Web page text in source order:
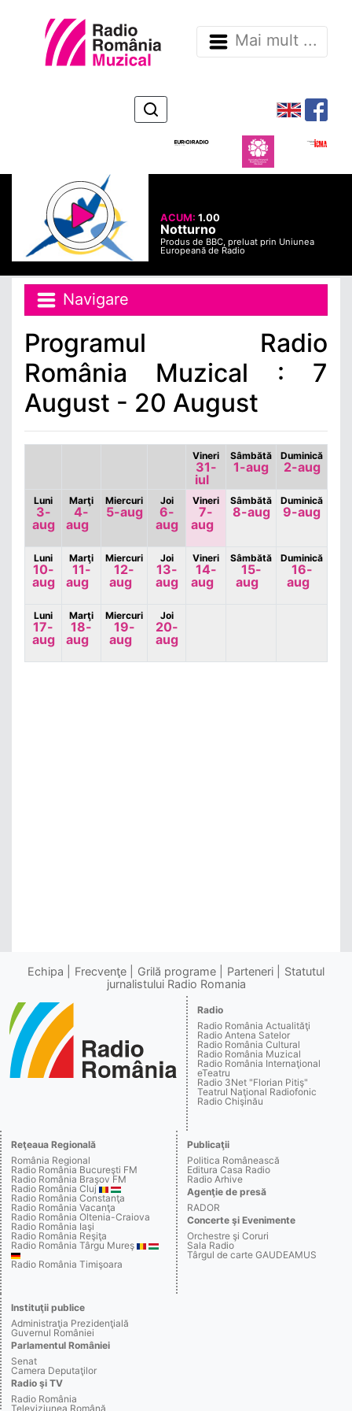
Mai mult ...
ACUM:1.00
Notturno
Produs de BBC, preluat prin Uniunea
Europeană de Radio
Navigare
Programul Radio
România Muzical : 7
August - 20 August
Vineri
31-
iul
Sâmbătă
1-aug
Duminică
2-aug
Luni
3-
aug
Marţi
4-
aug
Miercuri
5-aug
Joi
6-
aug
Vineri
7-
aug
Sâmbătă
8-aug
Duminică
9-aug
Luni
10-
aug
Marţi
11-
aug
Miercuri
12-
aug
Joi
13-
aug
Vineri
14-
aug
Sâmbătă
15-
aug
Duminică
16-
aug
Luni
17-
aug
Marţi
18-
aug
Miercuri
19-
aug
Joi
20-
aug
Echipa Frecvenţe Grilă programe Parteneri
Statutul
jurnalistului Radio Romania
Radio
Radio România Actualităţi
Radio Antena Satelor
Radio România Cultural
Radio România Muzical
Radio România Internaţional
eTeatru
Radio 3Net "Florian Pitiş"
Teatrul Naţional Radiofonic
Radio Chişinău
Reţeaua Regională
România Regional
Radio România Bucureşti FM
Radio România Braşov FM
Radio România Cluj
Radio România Constanţa
Radio România Vacanţa
Radio România Oltenia-Craiova
Radio România Iaşi
Radio România Reşiţa
Radio România Târgu Mureş
Radio România Timişoara
Publicaţii
Politica Românească
Editura Casa Radio
Radio Arhive
Agenţie de presă
RADOR
Concerte şi Evenimente
Orchestre şi Coruri
Sala Radio
Târgul de carte GAUDEAMUS
Instituţii publice
Administraţia Prezidenţială
Guvernul României
Parlamentul României
Senat
Camera Deputaţilor
Radio şi TV
Radio România
Televiziunea Română